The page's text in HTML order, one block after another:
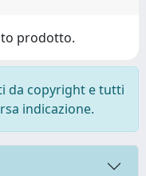
prodotto.
da copyright e tutti
indicazione.